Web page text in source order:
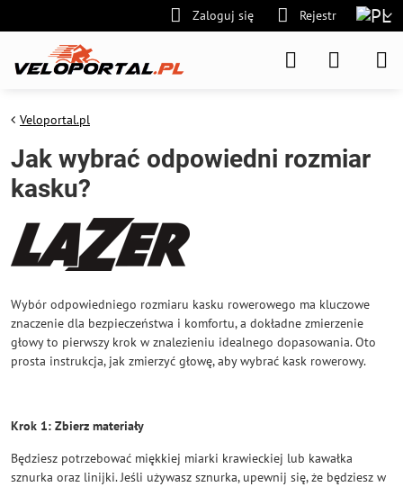
Zaloguj się Rejestr
Veloportal.pl
Jak wybrać odpowiedni rozmiar
kasku?
Wybór odpowiedniego rozmiaru kasku rowerowego ma kluczowe
znaczenie dla bezpieczeństwa i komfortu, a dokładne zmierzenie
głowy to pierwszy krok w znalezieniu idealnego dopasowania. Oto
prosta instrukcja, jak zmierzyć głowę, aby wybrać kask rowerowy.
Krok 1: Zbierz materiały
Będziesz potrzebować miękkiej miarki krawieckiej lub kawałka
sznurka oraz linijki. Jeśli używasz sznurka, upewnij się, że będziesz w